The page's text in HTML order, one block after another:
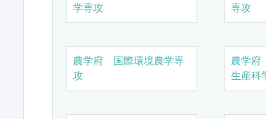
学専攻
専攻
農学府 国際環境農学専
攻
農学
生産科